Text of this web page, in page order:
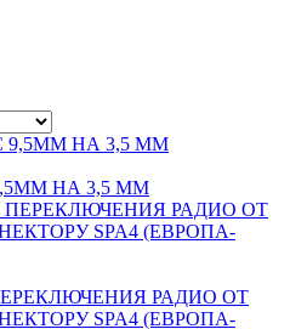
НА 3,5 ММ
РАДИО ОТ
SPA4 (ЕВРОПА-